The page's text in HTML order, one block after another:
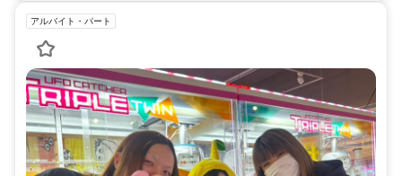
アルバイト・パート